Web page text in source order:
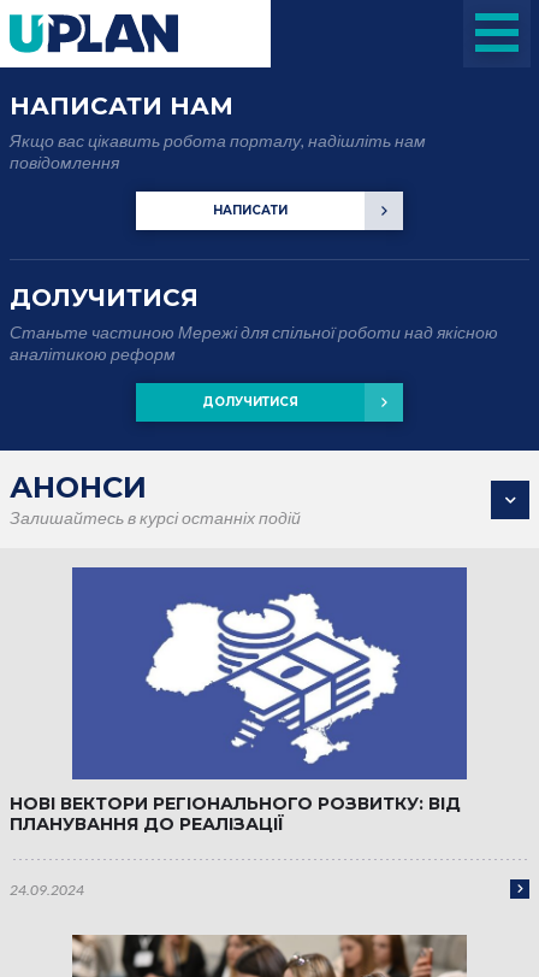
НАПИСАТИ НАМ
Якщо вас цікавить робота порталу, надішліть нам
повідомлення
НАПИСАТИ
ДОЛУЧИТИСЯ
Станьте частиною Мережі для спільної роботи над якісною
аналітикою реформ
ДОЛУЧИТИСЯ
АНОНСИ
Залишайтесь в курсі останніх подій
НОВІ ВЕКТОРИ РЕГІОНАЛЬНОГО РОЗВИТКУ: ВІД
ПЛАНУВАННЯ ДО РЕАЛІЗАЦІЇ
24.09.2024